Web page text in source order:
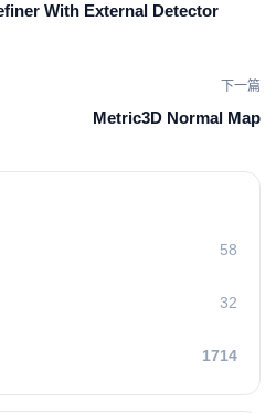
With External Detector
下一篇
Metric3D Normal Map
58
32
1714